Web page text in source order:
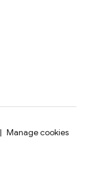
Manage cookies